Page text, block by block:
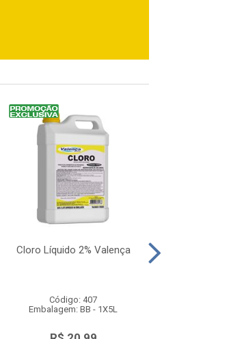
Cloro Líquido 2% Valença
Código: 407
Embalagem: BB - 1X5L